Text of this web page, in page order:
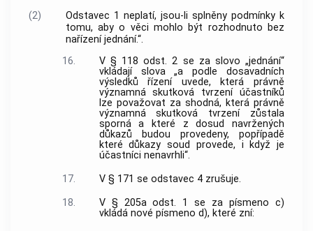
(2)
Odstavec 1 neplatí, jsou-li splněny podmínky k
tomu, aby o věci mohlo být rozhodnuto bez
nařízení jednání.“.
16.
V § 118 odst. 2 se za slovo „jednání“
vkládají slova „a podle dosavadních
výsledků řízení uvede, která právně
významná skutková tvrzení účastníků
lze považovat za shodná, která právně
významná skutková tvrzení zůstala
sporná a které z dosud navržených
důkazů budou provedeny, popřípadě
které důkazy soud provede, i když je
účastníci nenavrhli“.
17.
V § 171 se odstavec 4 zrušuje.
18.
V § 205a odst. 1 se za písmeno c)
vkládá nové písmeno d), které zní: